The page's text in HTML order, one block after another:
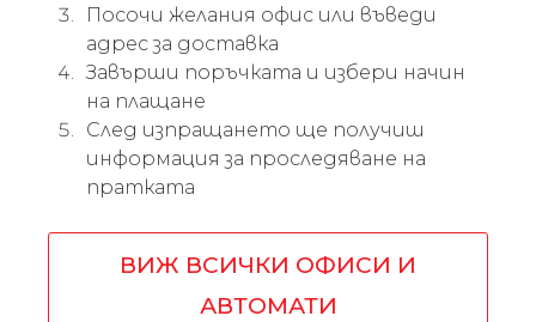
Посочи желания офис или въведи
адрес за доставка
Завърши поръчката и избери начин
на плащане
След изпращането ще получиш
информация за проследяване на
пратката
ВИЖ ВСИЧКИ ОФИСИ И
АВТОМАТИ